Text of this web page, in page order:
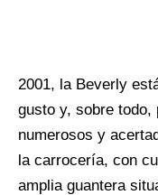
2001, la Beverly
gusto y, sobre todo,
numerosos y
la carrocería, con
amplia guantera